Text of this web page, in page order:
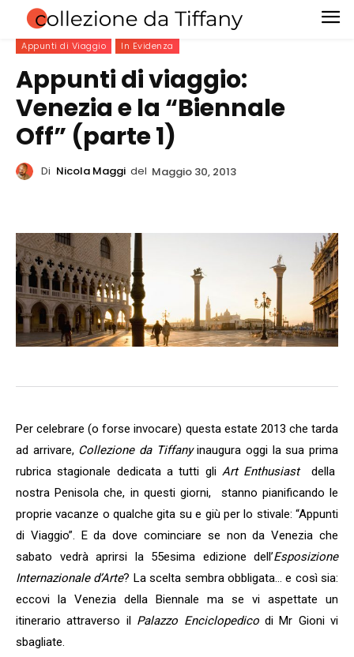
Appunti di Viaggio In Evidenza
Appunti di viaggio:
Venezia e la “Biennale
Off” (parte 1)
Di Nicola Maggi del Maggio 30, 2013
Per celebrare (o forse invocare) questa estate 2013 che tarda
ad arrivare, Collezione da Tiffanyinaugura oggi la sua prima
rubrica stagionale dedicata a tutti gli Art Enthusiastdella
nostra Penisola che, in questi giorni, stanno pianificando le
proprie vacanze o qualche gita su e giù per lo stivale: “Appunti
di Viaggio”. E da dove cominciare se non da Venezia che
sabato vedrà aprirsi la 55esima edizione dell’Esposizione
Internazionale d’Arte? La scelta sembra obbligata… e così sia:
eccovi la Venezia della Biennale ma se vi aspettate un
itinerario attraverso il Palazzo Enciclopedicodi Mr Gioni vi
sbagliate.